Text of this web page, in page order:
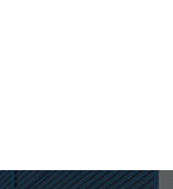
Aller